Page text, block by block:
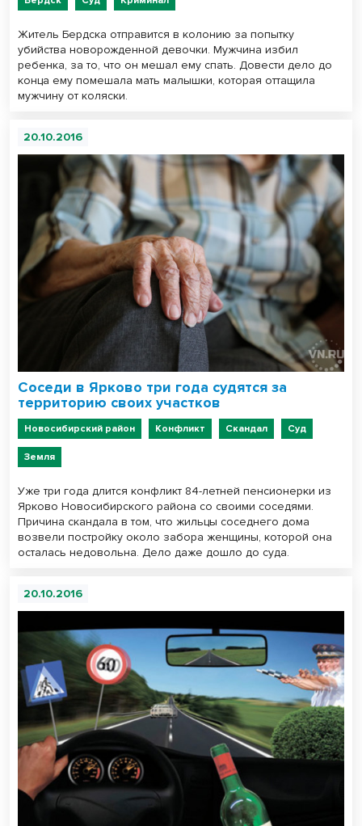
Житель Бердска отправится в колонию за попытку
убийства новорожденной девочки. Мужчина избил
ребенка, за то, что он мешал ему спать. Довести дело до
конца ему помешала мать малышки, которая оттащила
мужчину от коляски.
20.10.2016
Соседи в Ярково три года судятся за
территорию своих участков
Новосибирский район Конфликт Скандал Суд
Земля
Уже три года длится конфликт 84-летней пенсионерки из
Ярково Новосибирского района со своими соседями.
Причина скандала в том, что жильцы соседнего дома
возвели постройку около забора женщины, которой она
осталась недовольна. Дело даже дошло до суда.
20.10.2016